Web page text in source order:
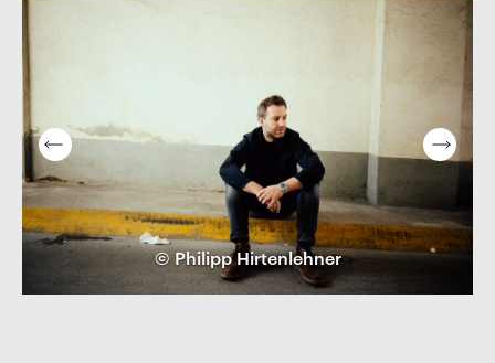
© Philipp Hirtenlehner